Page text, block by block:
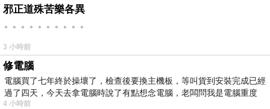
邪正道殊苦樂各異
。。。。。。。。。。
3 小時前
修電腦
電腦買了七年終於操壞了，檢查後要換主機板，等叫貨到安裝完成已經
過了四天，今天去拿電腦時說了有點想念電腦，老闆問我是電腦重度
4 小時前